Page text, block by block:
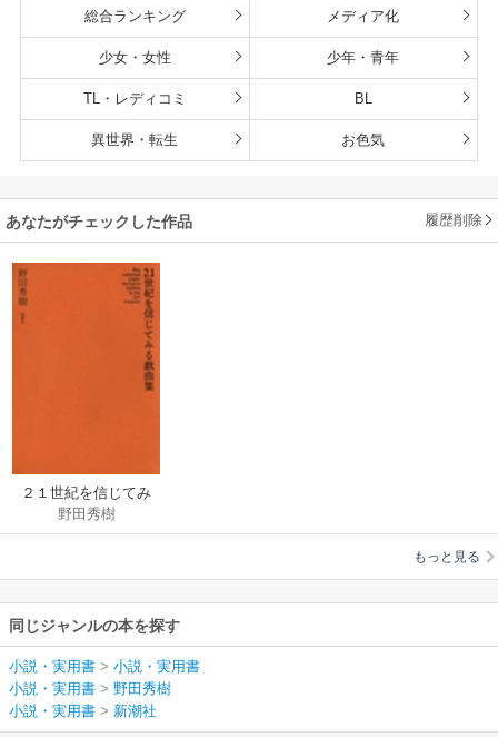
総合ランキング メディア化
少女・女性 少年・青年
TL・レディコミ BL
異世界・転生 お色気
あなたがチェックした作品 履歴削除
２１世紀を信じてみ
る戯曲集
野田秀樹
もっと見る
同じジャンルの本を探す
小説・実用書 > 小説・実用書
小説・実用書 > 野田秀樹
小説・実用書 > 新潮社